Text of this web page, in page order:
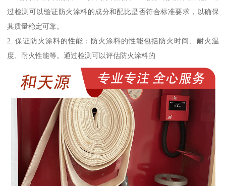
过检测可以验证防火涂料的成分和配比是否符合标准要求，以确保
其质量稳定可靠。
2. 保证防火涂料的性能：防火涂料的性能包括防火时间、耐火温
度、耐火性能等。通过检测可以评估防火涂料的